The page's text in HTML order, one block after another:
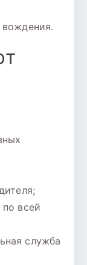
всей
служба